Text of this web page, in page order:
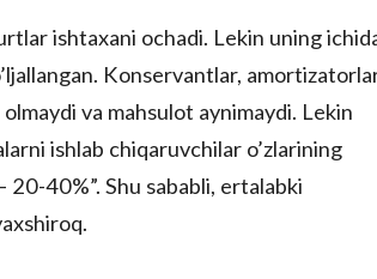
ishtaxani ochadi. Lekin uning
Konservantlar,
va mahsulot aynimaydi. Lekin
ishlab chiqaruvchilar o’zlarining
40%”. Shu sababli, ertalabki